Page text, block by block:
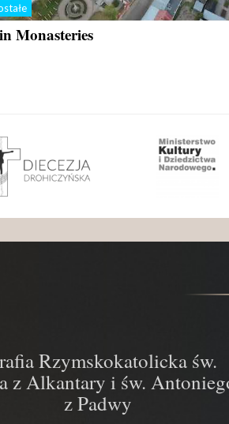
Monasteries
Rzymskokatolicka św.
z Alkantary i św.
z Padwy